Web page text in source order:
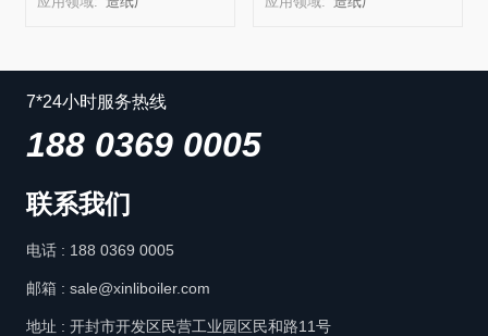
7*24小时服务热线
188 0369 0005
联系我们
电话 : 188 0369 0005
邮箱 : sale@xinliboiler.com
地址 : 开封市开发区民营工业园区民和路11号